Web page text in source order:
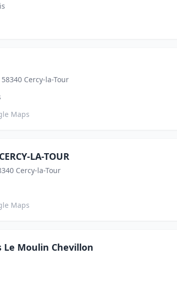
Cercy-la-Tour
Maps
LA-TOUR
Cercy-la-Tour
Maps
Moulin Chevillon